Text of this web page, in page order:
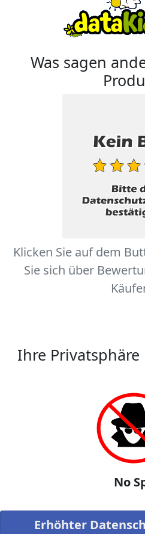
Was sagen
Klicken Sie auf dem
Sie sich über
Ihre
No
Erhöhter